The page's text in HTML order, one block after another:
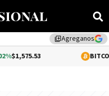
library_addAgreganos
-0.31%